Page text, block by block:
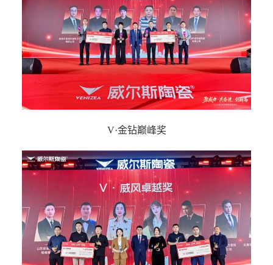
V·金钻巅峰奖